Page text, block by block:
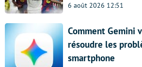
6 août 2026 12:51
Comment Gemini
résoudre les
smartphone